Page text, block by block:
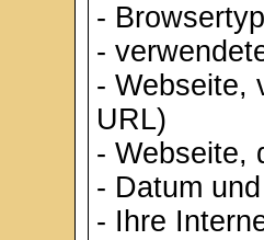
-
-
- Webseite,
URL)
- Webseite,
- Datum
- Ihre